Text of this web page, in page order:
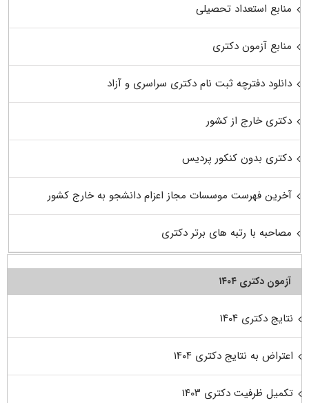
منابع استعداد تحصیلی
منابع آزمون دکتری
دانلود دفترچه ثبت نام دکتری سراسری و آزاد
دکتری خارج از کشور
دکتری بدون کنکور پردیس
آخرین فهرست موسسات مجاز اعزام دانشجو به خارج کشور
مصاحبه با رتبه های برتر دکتری
آزمون دکتری ۱۴۰۴
نتایج دکتری ۱۴۰۴
اعتراض به نتایج دکتری ۱۴۰۴
تکمیل ظرفیت دکتری ۱۴۰۳